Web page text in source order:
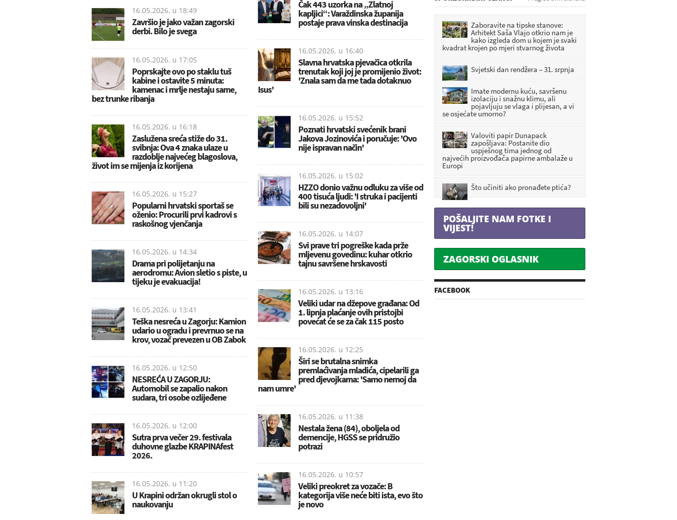
16.05.2026. u 18:49
Završio je jako važan zagorski
derbi. Bilo je svega
16.05.2026. u 17:05
Poprskajte ovo po staklu tuš
kabine i ostavite 5 minuta:
kamenac i mrlje nestaju same,
bez trunke ribanja
16.05.2026. u 16:18
Zaslužena sreća stiže do 31.
svibnja: Ova 4 znaka ulaze u
razdoblje najvećeg blagoslova,
život im se mijenja iz korijena
16.05.2026. u 15:27
Popularni hrvatski sportaš se
oženio: Procurili prvi kadrovi s
raskošnog vjenčanja
16.05.2026. u 14:34
Drama pri polijetanju na
aerodromu: Avion sletio s piste, u
tijeku je evakuacija!
16.05.2026. u 13:41
Teška nesreća u Zagorju: Kamion
udario u ogradu i prevrnuo se na
krov, vozač prevezen u OB Zabok
16.05.2026. u 12:50
NESREĆA U ZAGORJU:
Automobil se zapalio nakon
sudara, tri osobe ozlijeđene
16.05.2026. u 12:00
Sutra prva večer 29. festivala
duhovne glazbe KRAPINAfest
2026.
16.05.2026. u 11:20
U Krapini održan okrugli stol o
naukovanju
Čak 443 uzorka na „Zlatnoj
kapljici“: Varaždinska županija
postaje prava vinska destinacija
16.05.2026. u 16:40
Slavna hrvatska pjevačica otkrila
trenutak koji joj je promijenio život:
'Znala sam da me tada dotaknuo
Isus'
16.05.2026. u 15:52
Poznati hrvatski svećenik brani
Jakova Jozinovića i poručuje: 'Ovo
nije ispravan način'
16.05.2026. u 15:02
HZZO donio važnu odluku za više od
400 tisuća ljudi: 'I struka i pacijenti
bili su nezadovoljni'
16.05.2026. u 14:07
Svi prave tri pogreške kada prže
mljevenu govedinu: kuhar otkrio
tajnu savršene hrskavosti
16.05.2026. u 13:16
Veliki udar na džepove građana: Od
1. lipnja plaćanje ovih pristojbi
povećat će se za čak 115 posto
16.05.2026. u 12:25
Širi se brutalna snimka
premlaćivanja mladića, cipelarili ga
pred djevojkama: 'Samo nemoj da
nam umre'
16.05.2026. u 11:38
Nestala žena (84), oboljela od
demencije, HGSS se pridružio
potrazi
16.05.2026. u 10:57
Veliki preokret za vozače: B
kategorija više neće biti ista, evo što
je novo
atrakciju: Ulaže se 1,2 milijuna
moći doživjeti
 PRIJE: 1 SATI 33 MINUTA
zabočkom rodilištu dobiva
poseban dar
 PRIJE: 2 SATI 14 MINUTA
Zaboravite na tipske stanove:
Arhitekt Saša Vlajo otkrio nam je
kako izgleda dom u kojem je svaki
kvadrat krojen po mjeri stvarnog života
Svjetski dan rendžera – 31. srpnja
Imate modernu kuću, savršenu
izolaciju i snažnu klimu, ali
pojavljuju se vlaga i plijesan, a vi
se osjećate umorno?
Valoviti papir Dunapack
zapošljava: Postanite dio
uspješnog tima jednog od
najvećih proizvođača papirne ambalaže u
Europi
Što učiniti ako pronađete ptića?
POŠALJITE NAM FOTKE I
VIJEST!
ZAGORSKI OGLASNIK
FACEBOOK